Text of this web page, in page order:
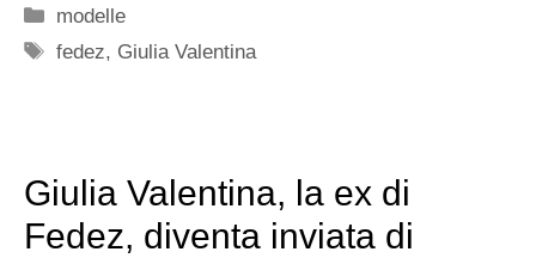
Categorie
modelle
Tag
fedez, Giulia Valentina
Giulia Valentina, la ex di
Fedez, diventa inviata di